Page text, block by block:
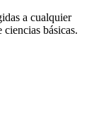
a cualquier
ciencias básicas.